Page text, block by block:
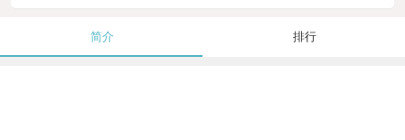
简介 排行